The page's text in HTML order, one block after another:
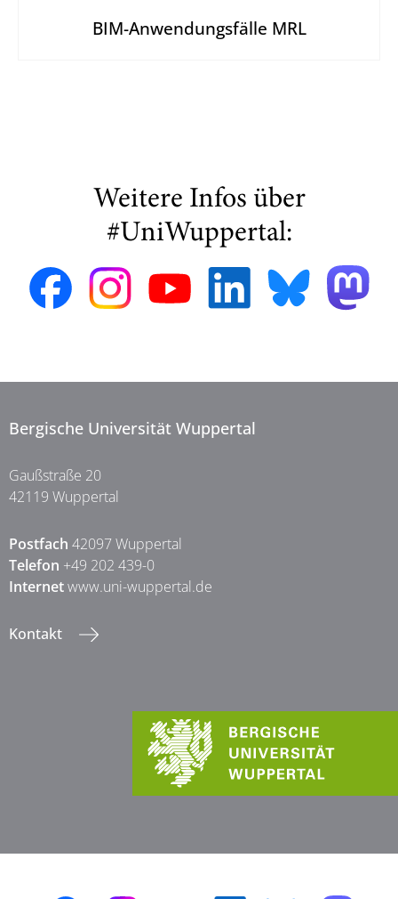
BIM-Anwendungsfälle MRL
Weitere Infos über
#UniWuppertal:
Bergische Universität Wuppertal
Gaußstraße 20
42119 Wuppertal
Postfach 42097 Wuppertal
Telefon +49 202 439-0
Internetwww.uni-wuppertal.de
Kontakt